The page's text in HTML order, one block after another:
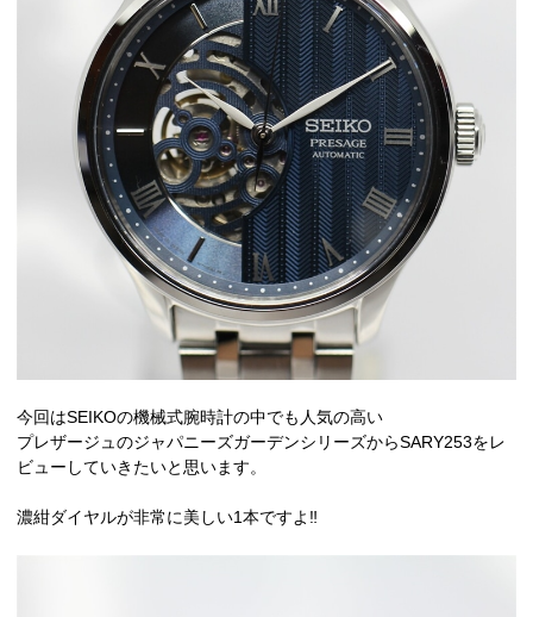
今回はSEIKOの機械式腕時計の中でも人気の高い
プレザージュのジャパニーズガーデンシリーズからSARY253をレ
ビューしていきたいと思います。
濃紺ダイヤルが非常に美しい1本ですよ‼